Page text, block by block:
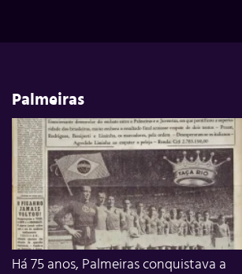
Palmeiras
Há 75 anos, Palmeiras conquistava a